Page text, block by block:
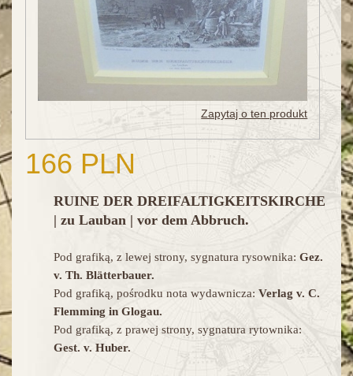
Zapytaj o ten produkt
166 PLN
RUINE DER DREIFALTIGKEITSKIRCHE
| zu Lauban | vor dem Abbruch.
Pod grafiką, z lewej strony, sygnatura rysownika: Gez.
v. Th. Blätterbauer.
Pod grafiką, pośrodku nota wydawnicza: Verlag v. C.
Flemming in Glogau.
Pod grafiką, z prawej strony, sygnatura rytownika:
Gest. v. Huber.